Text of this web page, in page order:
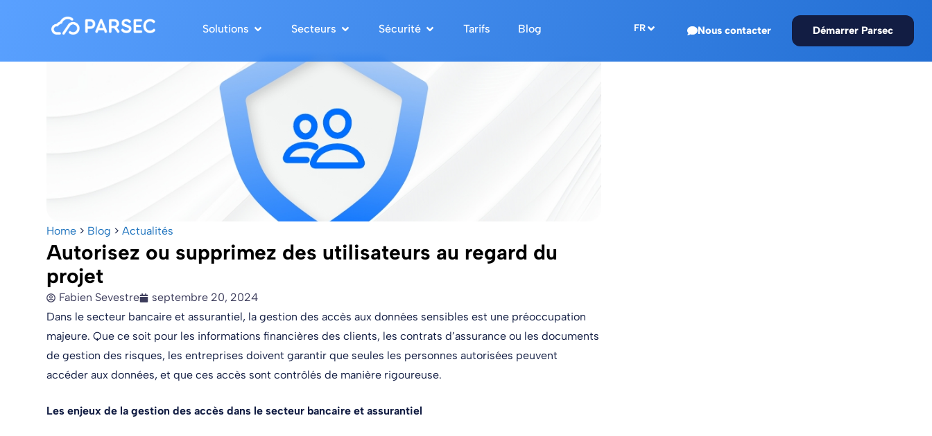
Solutions Secteurs Sécurité Tarifs Blog FR Nous contacter Démarrer Parsec
Home > Blog >Actualités
Autorisez ou supprimez des utilisateurs au regard du
projet
Fabien Sevestre
septembre 20, 2024
Dans le secteur bancaire et assurantiel, la gestion des accès aux données sensibles est une préoccupation
majeure. Que ce soit pour les informations financières des clients, les contrats d’assurance ou les documents
de gestion des risques, les entreprises doivent garantir que seules les personnes autorisées peuvent
accéder aux données, et que ces accès sont contrôlés de manière rigoureuse.
Les enjeux de la gestion des accès dans le secteur bancaire et assurantiel